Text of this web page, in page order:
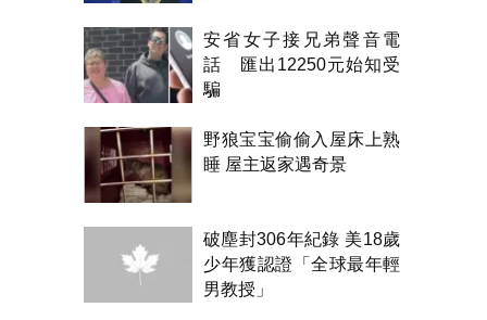
安省女子接兄弟聲音電
話 匯出12250元始知受
騙
野狼宝宝偷偷入屋床上熟
睡 屋主返家遇奇景
破塵封306年紀錄 美18歲
少年獲認證「全球最年輕
男教授」